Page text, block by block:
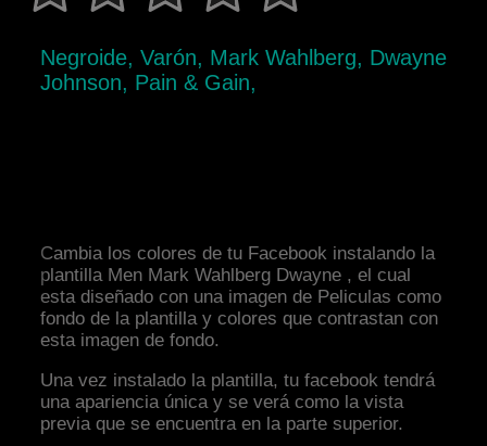
Negroide, Varón, Mark Wahlberg, Dwayne
Johnson, Pain & Gain,
Cambia los colores de tu Facebook instalando la
plantilla Men Mark Wahlberg Dwayne , el cual
esta diseñado con una imagen de Peliculas como
fondo de la plantilla y colores que contrastan con
esta imagen de fondo.
Una vez instalado la plantilla, tu facebook tendrá
una apariencia única y se verá como la vista
previa que se encuentra en la parte superior.